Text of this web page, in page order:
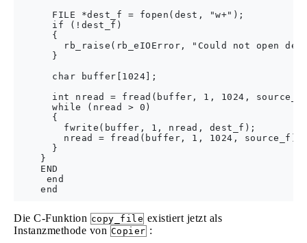
      FILE *dest_f = fopen(dest, "w+");
      if (!dest_f)
      {
rb_raise(rb_eIOError, "Could not open
      }
      char buffer[1024];
int nread = fread(buffer, 1, 1024,
      while (nread > 0)
      {
        fwrite(buffer, 1, nread, dest_f);
        nread = fread(buffer, 1, 1024, source_f);
      }
    }
    END
     end
Die C-Funktion copy_file existiert jetzt als
Instanzmethode von Copier :